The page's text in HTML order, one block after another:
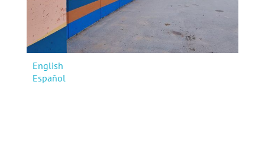
English
Español